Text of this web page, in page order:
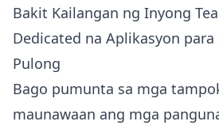
Bakit Kailangan ng Inyong
Dedicated na Aplikasyon para
Pulong
Bago pumunta sa mga
maunawaan ang mga